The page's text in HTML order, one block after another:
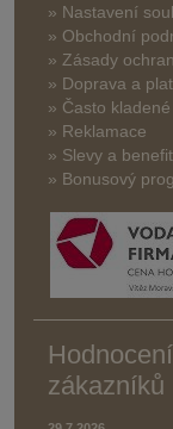
» Nastavení
» Obchodní
» Zásady
» Doprava a
» Často
» Reklamace
» Slevy a
» Bonusový
Hodnocení
zákazníků